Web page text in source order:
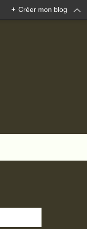
+ Créer mon blog